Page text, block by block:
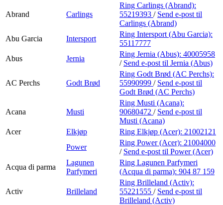
Abrand Carlings
Ring Carlings (Abrand):
55219393 / Send e-post til
Carlings (Abrand)
Abu Garcia
Intersport
Ring Intersport (Abu Garcia):
55117777
Abus
Jernia
Ring Jernia (Abus): 40005958
/ Send e-post til Jernia (Abus)
AC Perchs Godt Brød
Ring Godt Brød (AC Perchs):
55990999 / Send e-post til
Godt Brød (AC Perchs)
Acana Musti
Ring Musti (Acana):
90680472 / Send e-post til
Musti (Acana)
Acer
Elkjøp Ring Elkjøp (Acer): 21002121
Power
Ring Power (Acer): 21004000
/ Send e-post til Power (Acer)
Acqua di parma
Lagunen
Parfymeri
Ring Lagunen Parfymeri
(Acqua di parma): 904 87 159
Activ Brilleland
Ring Brilleland (Activ):
55221555 / Send e-post til
Brilleland (Activ)